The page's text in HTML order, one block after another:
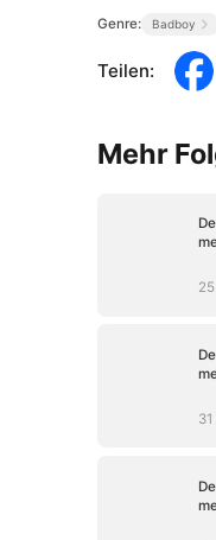
Genre: Badboy
Teilen:
Mehr